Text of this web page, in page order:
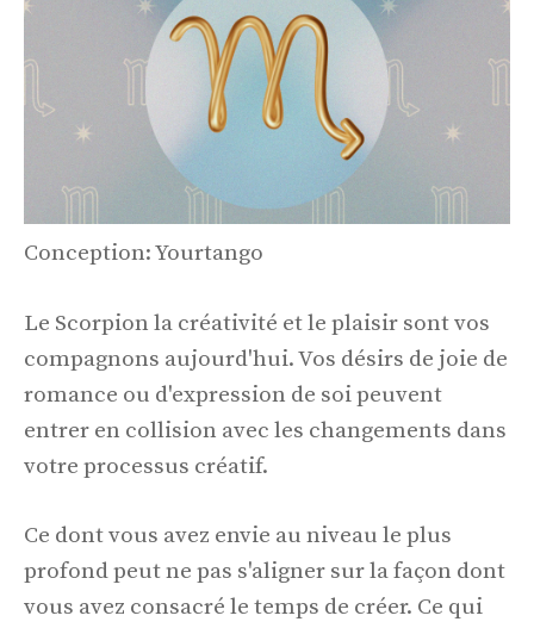
Conception: Yourtango
Le Scorpion la créativité et le plaisir sont vos
compagnons aujourd'hui. Vos désirs de joie de
romance ou d'expression de soi peuvent
entrer en collision avec les changements dans
votre processus créatif.
Ce dont vous avez envie au niveau le plus
profond peut ne pas s'aligner sur la façon dont
vous avez consacré le temps de créer. Ce qui